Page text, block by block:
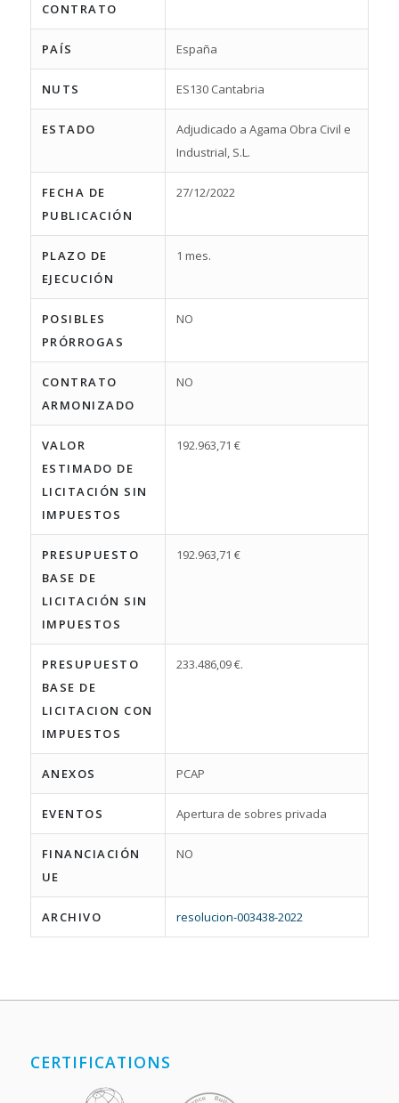
CONTRATO
PAÍS España
NUTS ES130 Cantabria
ESTADO
Adjudicado a Agama Obra Civil e
Industrial, S.L.
FECHA DE
PUBLICACIÓN
27/12/2022
PLAZO DE
EJECUCIÓN
1 mes.
POSIBLES
PRÓRROGAS
NO
CONTRATO
ARMONIZADO
NO
VALOR
ESTIMADO DE
LICITACIÓN SIN
IMPUESTOS
192.963,71 €
PRESUPUESTO
BASE DE
LICITACIÓN SIN
IMPUESTOS
192.963,71 €
PRESUPUESTO
BASE DE
LICITACION CON
IMPUESTOS
233.486,09 €.
ANEXOS PCAP
EVENTOS Apertura de sobres privada
FINANCIACIÓN
UE
NO
ARCHIVO resolucion-003438-2022
CERTIFICATIONS